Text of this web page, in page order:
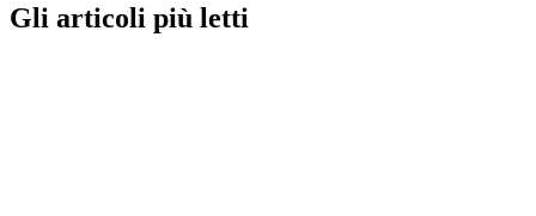
Gli articoli più letti